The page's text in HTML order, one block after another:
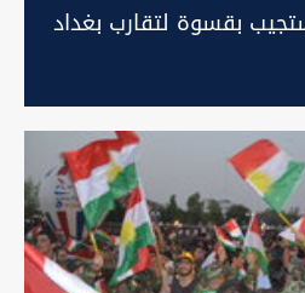
بقسوة لتقارب بغداد